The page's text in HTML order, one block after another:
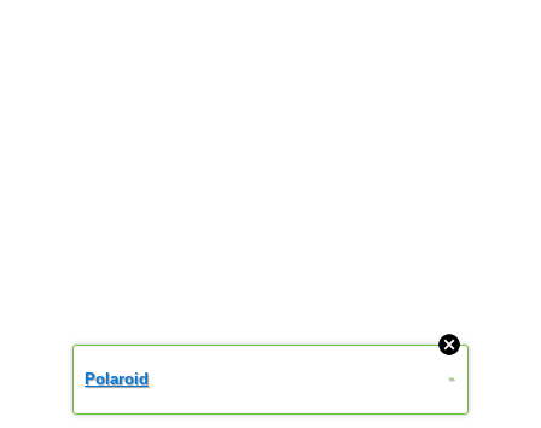
Polaroid »